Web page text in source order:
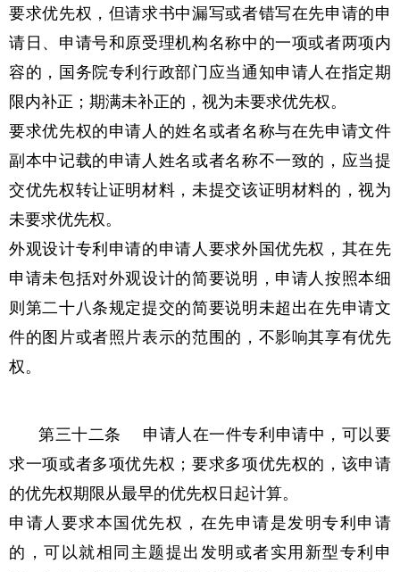
要求优先权，但请求书中漏写或者错写在先申请的申
请日、申请号和原受理机构名称中的一项或者两项内
容的，国务院专利行政部门应当通知申请人在指定期
限内补正；期满未补正的，视为未要求优先权。
要求优先权的申请人的姓名或者名称与在先申请文件
副本中记载的申请人姓名或者名称不一致的，应当提
交优先权转让证明材料，未提交该证明材料的，视为
未要求优先权。
外观设计专利申请的申请人要求外国优先权，其在先
申请未包括对外观设计的简要说明，申请人按照本细
则第二十八条规定提交的简要说明未超出在先申请文
件的图片或者照片表示的范围的，不影响其享有优先
权。
第三十二条 申请人在一件专利申请中，可以要
求一项或者多项优先权；要求多项优先权的，该申请
的优先权期限从最早的优先权日起计算。
申请人要求本国优先权，在先申请是发明专利申请
的，可以就相同主题提出发明或者实用新型专利申